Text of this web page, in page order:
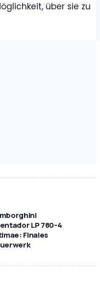
über sie zu
LP 780-4
Finales